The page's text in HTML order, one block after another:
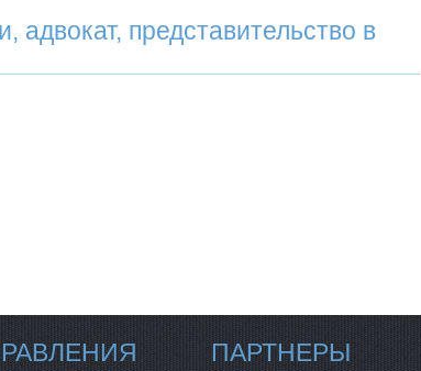
адвокат, представительство в
ПАРТНЕРЫ